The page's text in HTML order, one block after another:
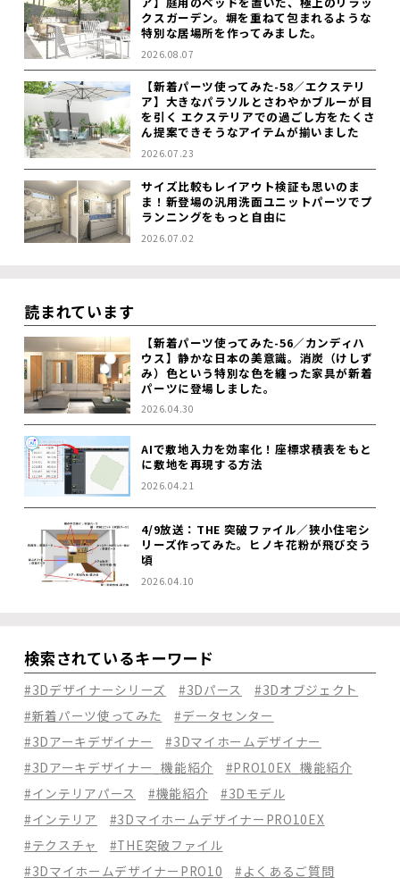
クスガーデン。塀を重ねて包まれるような
特別な居場所を作ってみました。
2026.08.07
【新着パーツ使ってみた-58／エクステリ
ア】大きなパラソルとさわやかブルーが目
を引く エクステリアでの過ごし方をたくさ
ん提案できそうなアイテムが揃いました
2026.07.23
サイズ比較もレイアウト検証も思いのま
ま！新登場の汎用洗面ユニットパーツでプ
ランニングをもっと自由に
2026.07.02
読まれています
【新着パーツ使ってみた-56／カンディハ
ウス】静かな日本の美意識。消炭（けしず
み）色という特別な色を纏った家具が新着
パーツに登場しました。
2026.04.30
AIで敷地入力を効率化！座標求積表をもと
に敷地を再現する方法
2026.04.21
4/9放送：THE 突破ファイル／狭小住宅シ
リーズ作ってみた。ヒノキ花粉が飛び交う
頃
2026.04.10
検索されているキーワード
#3Dデザイナーシリーズ #3Dパース
#3Dオブジェクト
#新着パーツ使ってみた
#データセンター
#3Dアーキデザイナー
#3Dマイホームデザイナー
#3Dアーキデザイナー_機能紹介
#PRO10EX_機能紹介
#インテリアパース
#機能紹介
#3Dモデル
#インテリア
#3DマイホームデザイナーPRO10EX
#テクスチャ
#THE突破ファイル
#3DマイホームデザイナーPRO10
#よくあるご質問